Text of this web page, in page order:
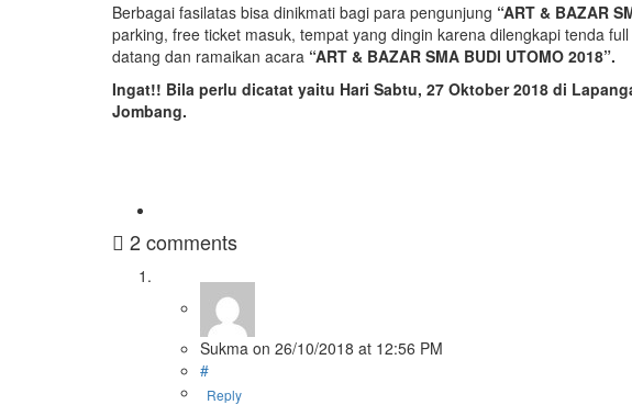
Berbagai fasilatas bisa dinikmati bagi para pengunjung “ART & BAZAR
parking, free ticket masuk, tempat yang dingin karena dilengkapi tenda
datang dan ramaikan acara “ART & BAZAR SMA BUDI UTOMO 2018”.
Ingat!! Bila perlu dicatat yaitu Hari Sabtu, 27 Oktober 2018 di
Jombang.
2 comments
Sukma on 26/10/2018 at 12:56 PM
#
Reply